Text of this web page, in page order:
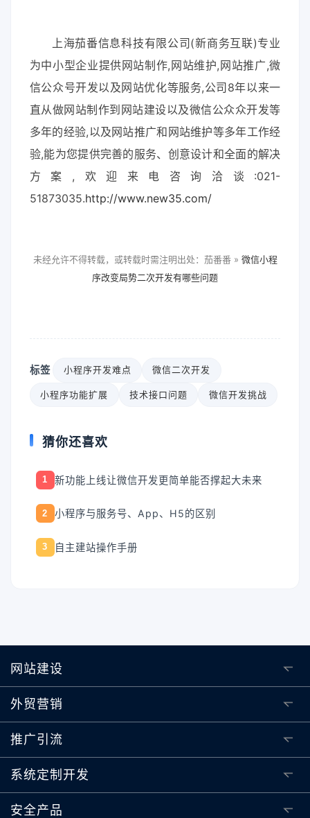
上海茄番信息科技有限公司(新商务互联)专业
为中小型企业提供网站制作,网站维护,网站推广,微
信公众号开发以及网站优化等服务,公司8年以来一
直从做网站制作到网站建设以及微信公众众开发等
多年的经验,以及网站推广和网站维护等多年工作经
验,能为您提供完善的服务、创意设计和全面的解决
方案,欢迎来电咨询洽谈:021-
51873035.http://www.new35.com/
未经允许不得转载，或转载时需注明出处：茄番番 » 微信小程
序改变局势二次开发有哪些问题
标签 小程序开发难点 微信二次开发
小程序功能扩展 技术接口问题 微信开发挑战
猜你还喜欢
1 新功能上线让微信开发更简单能否撑起大未来
2 小程序与服务号、App、H5的区别
3 自主建站操作手册
网站建设
外贸营销
推广引流
系统定制开发
安全产品